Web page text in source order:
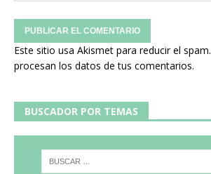
Este sitio usa Akismet para reducir el spam.
procesan los datos de tus comentarios.
BUSCADOR POR TEMAS